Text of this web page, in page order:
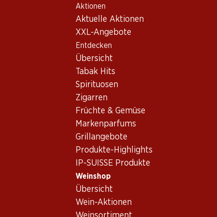
Aktionen
Aktuelle Aktionen
XXL-Angebote
Entdecken
Übersicht
Tabak Hits
Spirituosen
Zigarren
Früchte & Gemüse
Markenparfums
Grillangebote
Produkte-Highlights
IP-SUISSE Produkte
Weinshop
Übersicht
Wein-Aktionen
Wein/Champagner
Bordeaux
Château Sénéjac Haut-Médoc AOC
Vorderseite